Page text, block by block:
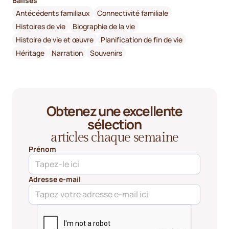
Antécédents familiaux
Connectivité familiale
Histoires de vie
Biographie de la vie
Histoire de vie et œuvre
Planification de fin de vie
Héritage
Narration Souvenirs
Obtenez une excellente
sélection
articles chaque semaine
Prénom
Adresse e-mail